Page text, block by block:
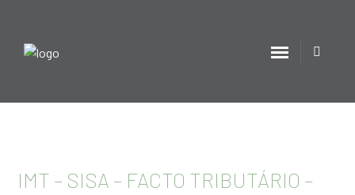
IMT – SISA – FACTO TRIBUTÁRIO –